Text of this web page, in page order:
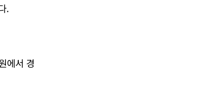
.
에서 경